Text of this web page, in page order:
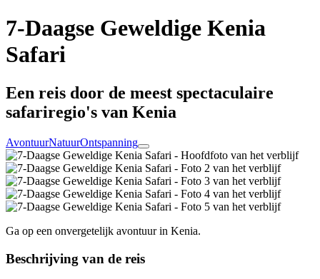
7-Daagse Geweldige Kenia
Safari
Een reis door de meest spectaculaire
safariregio's van Kenia
AvontuurNatuurOntspanning
Ga op een onvergetelijk avontuur in Kenia.
Beschrijving van de reis